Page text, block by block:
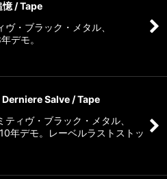
/ Tape
ヴ・ブラック・メタル、
デモ。
Salve / Tape
ティヴ・ブラック・メタル、
年デモ。レーベルラストストッ